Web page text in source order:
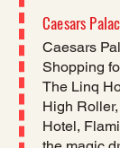
Caesars
Caesars
Shopping
The Linq
High
Hotel,